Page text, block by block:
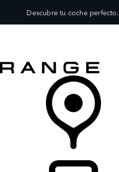
Descubre tu coche perfecto.